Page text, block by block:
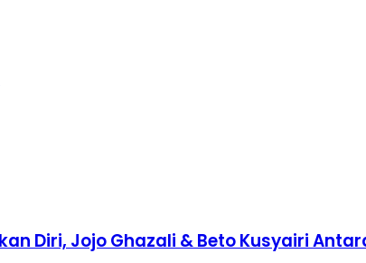
Diri, Jojo Ghazali & Beto Kusyairi